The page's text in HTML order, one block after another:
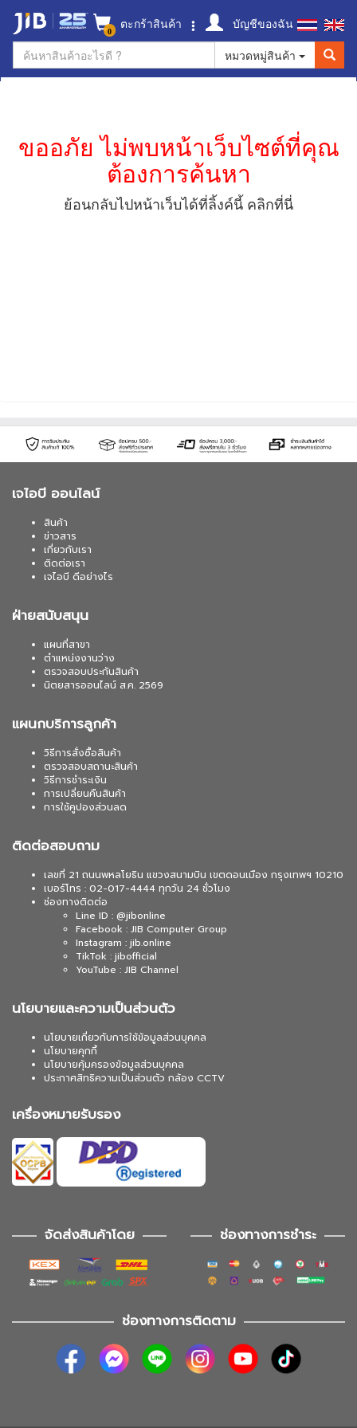
0 ตะกร้าสินค้า
บัญชีของฉัน
หมวดหมู่สินค้า
ขออภัย ไม่พบหน้าเว็บไซต์ที่คุณ
ต้องการค้นหา
ย้อนกลับไปหน้าเว็บได้ที่ลิ้งค์นี้ คลิกที่นี่
เจไอบี ออนไลน์
สินค้า
ข่าวสาร
เกี่ยวกับเรา
ติดต่อเรา
เจไอบี ดีอย่างไร
ฝ่ายสนับสนุน
แผนที่สาขา
ตำแหน่งงานว่าง
ตรวจสอบประกันสินค้า
นิตยสารออนไลน์ ส.ค. 2569
แผนกบริการลูกค้า
วิธีการสั่งซื้อสินค้า
ตรวจสอบสถานะสินค้า
วิธีการชำระเงิน
การเปลี่ยนคืนสินค้า
การใช้คูปองส่วนลด
ติดต่อสอบถาม
เลขที่ 21 ถนนพหลโยธิน แขวงสนามบิน เขตดอนเมือง กรุงเทพฯ 10210
เบอร์โทร : 02-017-4444 ทุกวัน 24 ชั่วโมง
ช่องทางติดต่อ
Line ID : @jibonline
Facebook : JIB Computer Group
Instagram : jib.online
TikTok : jibofficial
YouTube : JIB Channel
นโยบายและความเป็นส่วนตัว
นโยบายเกี่ยวกับการใช้ข้อมูลส่วนบุคคล
นโยบายคุกกี้
นโยบายคุ้มครองข้อมูลส่วนบุคคล
ประกาศสิทธิความเป็นส่วนตัว กล้อง CCTV
เครื่องหมายรับรอง
จัดส่งสินค้าโดย ช่องทางการชำระ
ช่องทางการติดตาม